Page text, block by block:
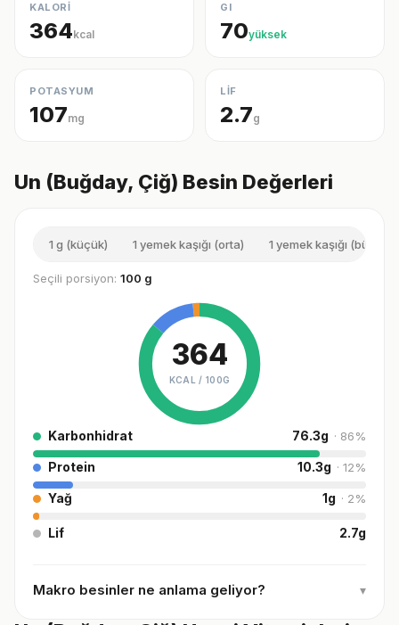
KALORİ
364kcal
GI
70yüksek
POTASYUM
107mg
LİF
2.7g
Un (Buğday, Çiğ) Besin Değerleri
1 g (küçük) 1 yemek kaşığı (orta) 1 yemek kaşığı (büyük)
Seçili porsiyon: 100 g
364
KCAL / 100G
Karbonhidrat 76.3g · 86%
Protein 10.3g · 12%
Yağ 1g · 2%
Lif 2.7g
Makro besinler ne anlama geliyor? ▾